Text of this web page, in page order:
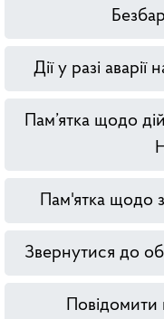
Дії у разі
Пам’ятка щодо
Пам'ятка щодо
Звернутися до
Повідомити